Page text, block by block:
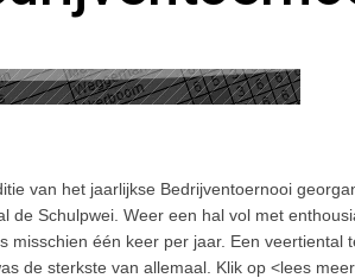
van het jaarlijkse Bedrijventoernooi
de Schulpwei. Weer een hal vol met
misschien één keer per jaar. Een veertiental
de sterkste van allemaal. Klik op <lees